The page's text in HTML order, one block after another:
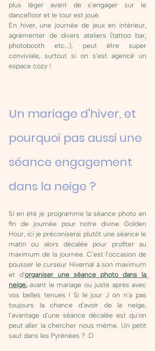
plus léger avant de s'engager sur le
dancefloor et le tour est joué.
En hiver, une journée de jeux en intérieur,
agrémenter de divers ateliers (tattoo bar,
photobooth etc...), peut être super
conviviale, surtout si on s'est agencé un
espace cozy !
Un mariage d'hiver, et
pourquoi pas aussi une
séance engagement
dans la neige ?
Si en été je programme la séance photo en
fin de journée pour notre divine Golden
Hour, ici je préconiserai plutôt une séance le
matin ou alors décalée pour profiter au
maximum de la journée. C'est l'occasion de
pousser le curseur Hivernal à son maximum
et d'organiser une séance photo dans la
neige, avant le mariage ou juste après avec
vos belles tenues ! Si le jour J on n'a pas
toujours la chance d'avoir de la neige,
l'avantage d'une séance décalée est qu'on
peut aller la chercher nous même. Un petit
saut dans les Pyrénées ? :D